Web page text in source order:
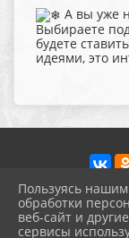
А вы уже
Выбираете
будете
идеями, это
2026 г. pokrov-ck.ru
Пользуясь
обработки
веб-сайт и
сервисы